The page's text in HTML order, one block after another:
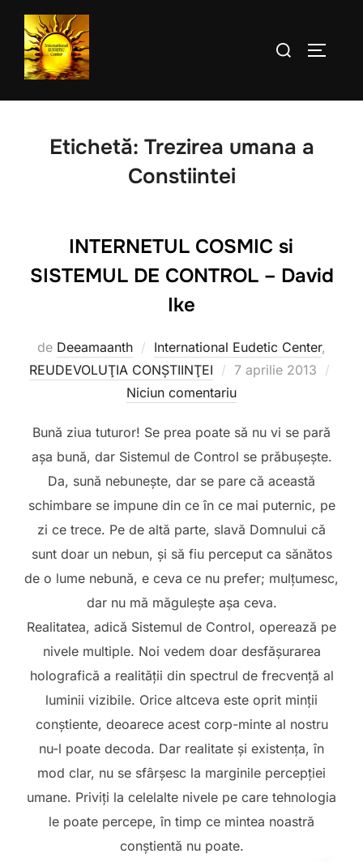
conținut
Caută
Etichetă: Trezirea umana a
Constiintei
INTERNETUL COSMIC si
SISTEMUL DE CONTROL – David
Ike
de Deeamaanth International Eudetic Center,
REUDEVOLUŢIA CONŞTIINŢEI
Publicat
pe
7 aprilie 2013
Niciun comentariu
Bună ziua tuturor! Se prea poate să nu vi se pară
așa bună, dar Sistemul de Control se prăbușește.
Da, sună nebunește, dar se pare că această
schimbare se impune din ce în ce mai puternic, pe
zi ce trece. Pe de altă parte, slavă Domnului că
sunt doar un nebun, și să fiu perceput ca sănătos
de o lume nebună, e ceva ce nu prefer; mulțumesc,
dar nu mă măgulește așa ceva.
Realitatea, adică Sistemul de Control, operează pe
nivele multiple. Noi vedem doar desfășurarea
holografică a realității din spectrul de frecvență al
luminii vizibile. Orice altceva este oprit minții
conștiente, deoarece acest corp-minte al nostru
nu-l poate decoda. Dar realitate și existența, în
mod clar, nu se sfârșesc la marginile percepției
umane. Priviți la celelalte nivele pe care tehnologia
le poate percepe, în timp ce mintea noastră
conștientă nu poate.